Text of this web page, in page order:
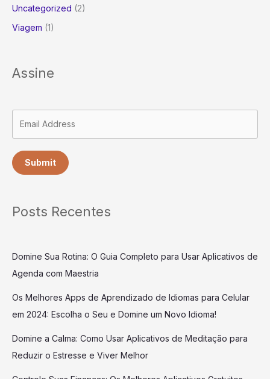
Uncategorized (2)
Viagem (1)
Assine
Submit
Posts Recentes
Domine Sua Rotina: O Guia Completo para Usar Aplicativos de
Agenda com Maestria
Os Melhores Apps de Aprendizado de Idiomas para Celular
em 2024: Escolha o Seu e Domine um Novo Idioma!
Domine a Calma: Como Usar Aplicativos de Meditação para
Reduzir o Estresse e Viver Melhor